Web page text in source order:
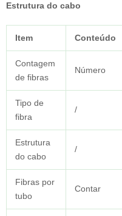
Estrutura do cabo
Item Conteúdo
Contagem
de fibras
Número
Tipo de
fibra
/
Estrutura
do cabo
/
Fibras por
tubo
Contar